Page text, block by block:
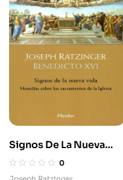
Signos De La Nueva
Vida. Homilías Sobre
Los Sacramentos De La
0